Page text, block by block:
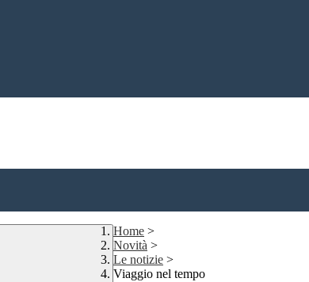
Home >
Novità >
Le notizie >
Viaggio nel tempo